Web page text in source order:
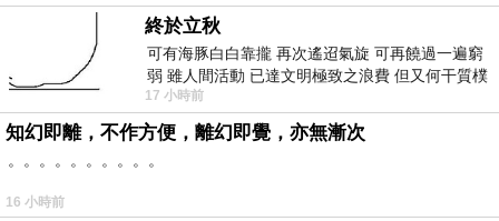
非買不可的理由
終於立秋
可有海豚白白靠攏 再次遙迢氣旋 可再饒過一遍窮
弱 雖人間活動 已達文明極致之浪費 但又何干質樸
者 只能白白陪葬
17 小時前
知幻即離，不作方便，離幻即覺，亦無漸次
。。。。。。。。。。
16 小時前